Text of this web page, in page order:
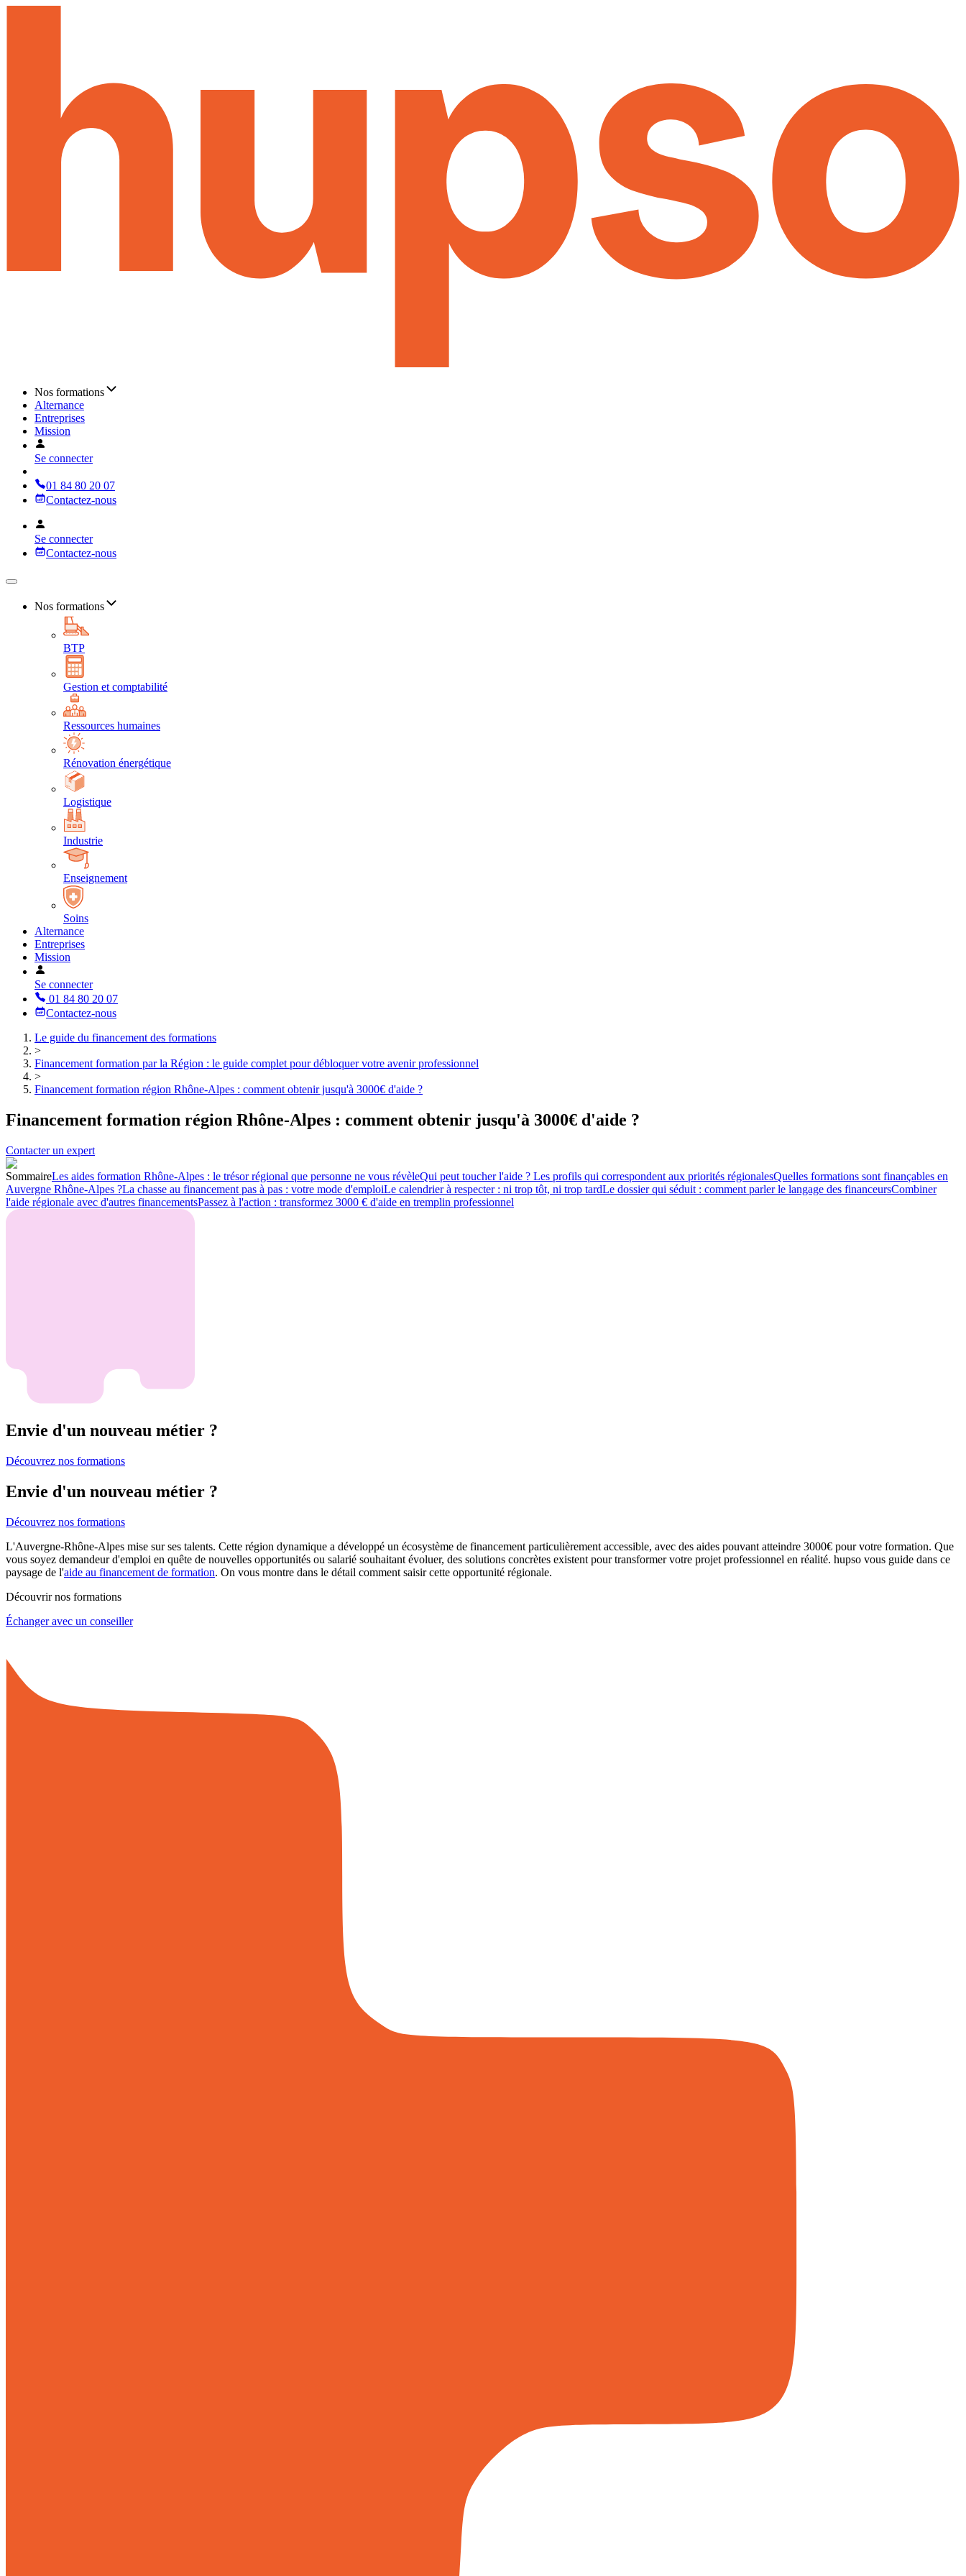
Nos formations
Alternance
Entreprises
Mission
Se connecter
01 84 80 20 07
Contactez-nous
Se connecter
Contactez-nous
Nos formations
BTP
Gestion et comptabilité
Ressources humaines
Rénovation énergétique
Logistique
Industrie
Enseignement
Soins
Alternance
Entreprises
Mission
Se connecter
01 84 80 20 07
Contactez-nous
Le guide du financement des formations
>
Financement formation par la Région : le guide complet pour débloquer votre avenir professionnel
>
Financement formation région Rhône-Alpes : comment obtenir jusqu'à 3000€ d'aide ?
Financement formation région Rhône-Alpes : comment obtenir jusqu'à 3000€ d'aide ?
Contacter un expert
SommaireLes aides formation Rhône-Alpes : le trésor régional que personne ne vous révèleQui peut toucher l'aide ? Les profils qui correspondent aux priorités régionalesQuelles formations sont finançables en
Auvergne Rhône-Alpes ?La chasse au financement pas à pas : votre mode d'emploiLe calendrier à respecter : ni trop tôt, ni trop tardLe dossier qui séduit : comment parler le langage des financeursCombiner
l'aide régionale avec d'autres financementsPassez à l'action : transformez 3000 € d'aide en tremplin professionnel
Envie d'un nouveau métier ?
Découvrez nos formations
Envie d'un nouveau métier ?
Découvrez nos formations
L'Auvergne-Rhône-Alpes mise sur ses talents. Cette région dynamique a développé un écosystème de financement particulièrement accessible, avec des aides pouvant atteindre 3000€ pour votre formation. Que
vous soyez demandeur d'emploi en quête de nouvelles opportunités ou salarié souhaitant évoluer, des solutions concrètes existent pour transformer votre projet professionnel en réalité. hupso vous guide dans ce
paysage de l'aide au financement de formation. On vous montre dans le détail comment saisir cette opportunité régionale.
Découvrir nos formations
Échanger avec un conseiller